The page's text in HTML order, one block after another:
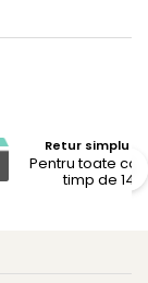
Retur simplu și
Pentru toate
timp de 14